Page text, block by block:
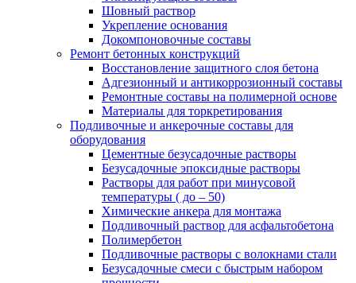
Шовный раствор
Укрепление основания
Докомпоновочные составы
Ремонт бетонных конструкций
Восстановление защитного слоя бетона
Адгезионный и антикоррозионный составы
Ремонтные составы на полимерной основе
Материалы для торкретирования
Подливочные и анкерочные составы для
оборудования
Цементные безусадочные растворы
Безусадочные эпоксидные растворы
Растворы для работ при минусовой
температуры ( до – 50)
Химические анкера для монтажа
Подливочный раствор для асфальтобетона
Полимербетон
Подливочные растворы с волокнами стали
Безусадочные смеси с быстрым набором